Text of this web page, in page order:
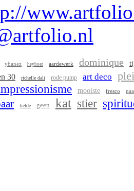
ybanez heyboer aardewerk dominique
30 richelle dali rode pump art deco
mooiste fresco
liefde geen kat stier